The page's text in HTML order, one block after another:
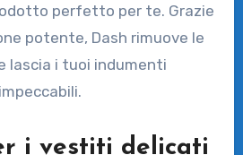
perfetto per te. Grazie
potente, Dash rimuove le
lascia i tuoi indumenti
i vestiti delicati